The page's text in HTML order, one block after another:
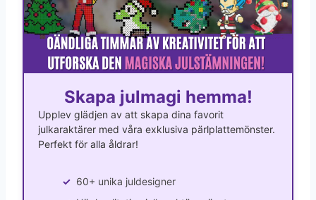
Skapa julmagi hemma!
Upplev glädjen av att skapa dina favorit
julkaraktärer med våra exklusiva pärlplattemönster.
Perfekt för alla åldrar!
60+ unika juldesigner